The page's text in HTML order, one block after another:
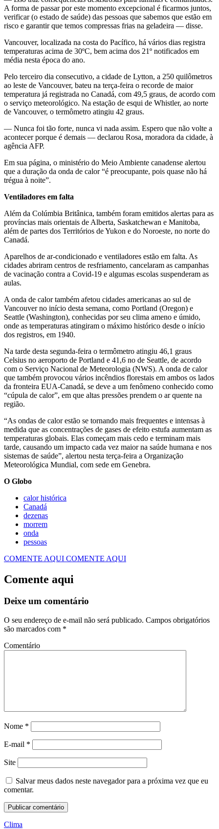
A forma de passar por este momento excepcional é ficarmos juntos,
verificar (o estado de saúde) das pessoas que sabemos que estão em
risco e garantir que temos compressas frias na geladeira — disse.
Vancouver, localizada na costa do Pacífico, há vários dias registra
temperaturas acima de 30ºC, bem acima dos 21º notificados em
média nesta época do ano.
Pelo terceiro dia consecutivo, a cidade de Lytton, a 250 quilômetros
ao leste de Vancouver, bateu na terça-feira o recorde de maior
temperatura já registrada no Canadá, com 49,5 graus, de acordo com
o serviço meteorológico. Na estação de esqui de Whistler, ao norte
de Vancouver, o termômetro atingiu 42 graus.
— Nunca foi tão forte, nunca vi nada assim. Espero que não volte a
acontecer porque é demais — declarou Rosa, moradora da cidade, à
agência AFP.
Em sua página, o ministério do Meio Ambiente canadense alertou
que a duração da onda de calor “é preocupante, pois quase não há
trégua à noite”.
Ventiladores em falta
Além da Colúmbia Britânica, também foram emitidos alertas para as
províncias mais orientais de Alberta, Saskatchewan e Manitoba,
além de partes dos Territórios de Yukon e do Noroeste, no norte do
Canadá.
Aparelhos de ar-condicionado e ventiladores estão em falta. As
cidades abriram centros de resfriamento, cancelaram as campanhas
de vacinação contra a Covid-19 e algumas escolas suspenderam as
aulas.
A onda de calor também afetou cidades americanas ao sul de
Vancouver no início desta semana, como Portland (Oregon) e
Seattle (Washington), conhecidas por seu clima ameno e úmido,
onde as temperaturas atingiram o máximo histórico desde o início
dos registros, em 1940.
Na tarde desta segunda-feira o termômetro atingiu 46,1 graus
Celsius no aeroporto de Portland e 41,6 no de Seattle, de acordo
com o Serviço Nacional de Meteorologia (NWS). A onda de calor
que também provocou vários incêndios florestais em ambos os lados
da fronteira EUA-Canadá, se deve a um fenômeno conhecido como
“cúpula de calor”, em que altas pressões prendem o ar quente na
região.
“As ondas de calor estão se tornando mais frequentes e intensas à
medida que as concentrações de gases de efeito estufa aumentam as
temperaturas globais. Elas começam mais cedo e terminam mais
tarde, causando um impacto cada vez maior na saúde humana e nos
sistemas de saúde”, alertou nesta terça-feira a Organização
Meteorológica Mundial, com sede em Genebra.
O Globo
calor histórica
Canadá
dezenas
morrem
onda
pessoas
COMENTE AQUI COMENTE AQUI
Comente aqui
Deixe um comentário
O seu endereço de e-mail não será publicado. Campos obrigatórios
são marcados com *
Comentário
Nome *
E-mail *
Site
Salvar meus dados neste navegador para a próxima vez que eu
comentar.
Clima